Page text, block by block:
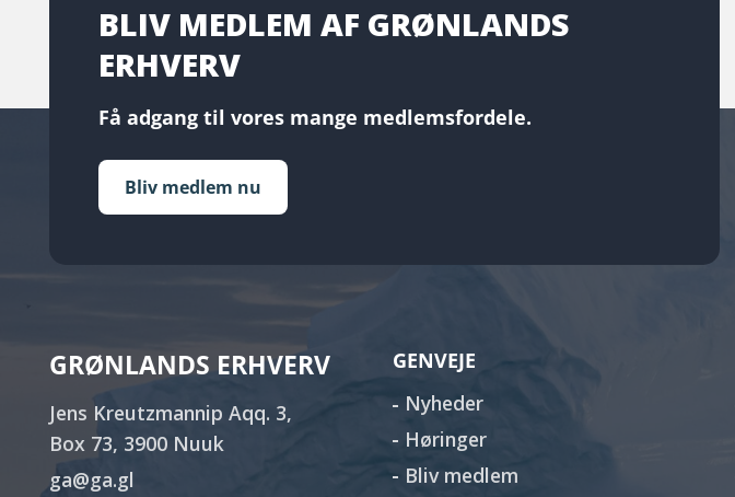
BLIV MEDLEM AF GRØNLANDS
ERHVERV
Få adgang til vores mange medlemsfordele.
Bliv medlem nu
GRØNLANDS ERHVERV
Jens Kreutzmannip Aqq. 3,
Box 73, 3900 Nuuk
ga@ga.gl
GENVEJE
Nyheder
Høringer
Bliv medlem